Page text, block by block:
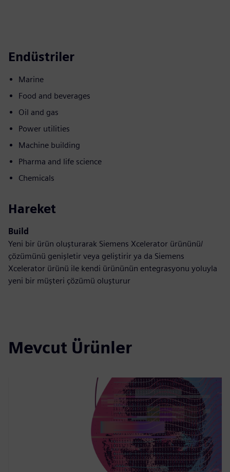
Endüstriler
Marine
Food and beverages
Oil and gas
Power utilities
Machine building
Pharma and life science
Chemicals
Hareket
Build
Yeni bir ürün oluşturarak Siemens Xcelerator ürününü/
çözümünü genişletir veya geliştirir ya da Siemens
Xcelerator ürünü ile kendi ürününün entegrasyonu yoluyla
yeni bir müşteri çözümü oluşturur
Mevcut Ürünler